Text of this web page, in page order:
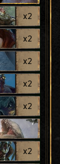
x2
x2
x2
x2
x2
x2